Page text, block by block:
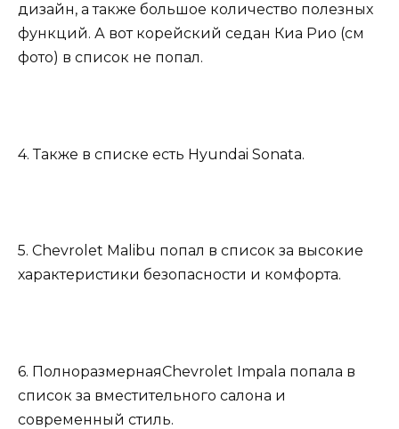
дизайн, а также большое количество полезных
функций. А вот корейский седан Киа Рио (см
фото) в список не попал.
4. Также в списке есть Hyundai Sonata.
5. Chevrolet Malibu попал в список за высокие
характеристики безопасности и комфорта.
6. ПолноразмернаяChevrolet Impala попала в
список за вместительного салона и
современный стиль.